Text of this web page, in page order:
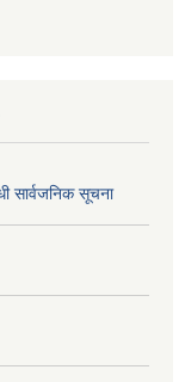
सार्वजनिक सूचना